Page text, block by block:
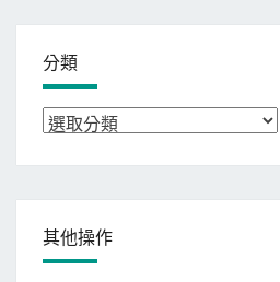
分類
分
其他操作